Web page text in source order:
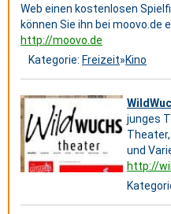
Web einen kostenlosen
können Sie ihn bei moovo.de
http://moovo.de
Kategorie: Freizeit»Kino
junges
und
http://